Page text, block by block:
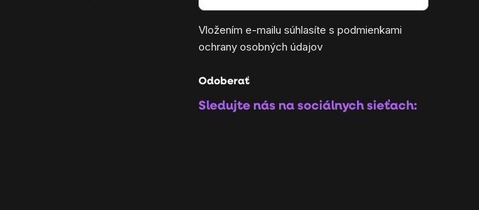
Vložením e-mailu súhlasíte s podmienkami
ochrany osobných údajov
Odoberať
Sledujte nás na sociálnych sieťach: